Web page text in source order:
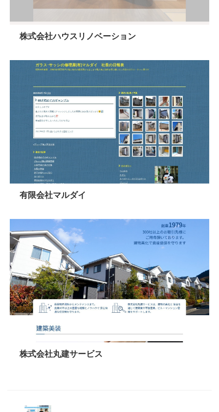
株式会社ハウスリノベーション
有限会社マルダイ
株式会社丸建サービス